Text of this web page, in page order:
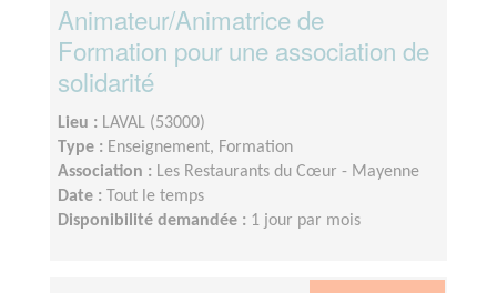
Animateur/Animatrice de
Formation pour une association de
solidarité
Lieu : LAVAL (53000)
Type : Enseignement, Formation
Association : Les Restaurants du Cœur - Mayenne
Date :
Tout le temps
Disponibilité demandée : 1 jour par mois